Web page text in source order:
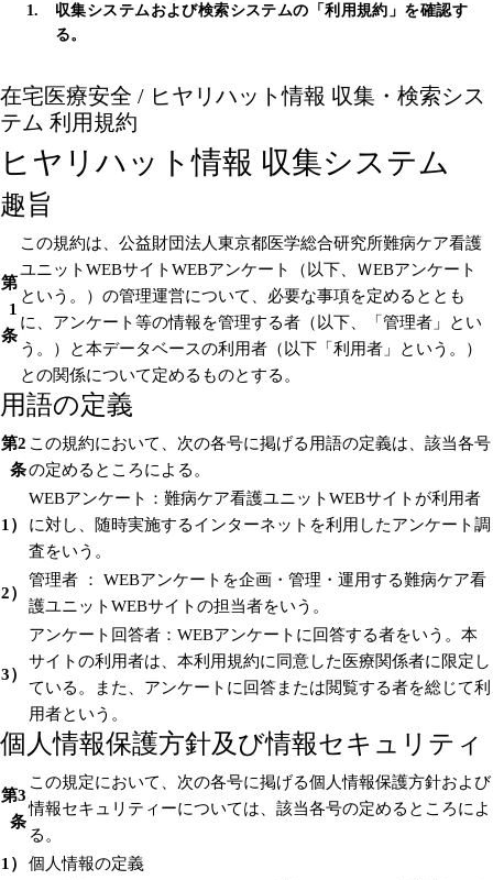
収集システムおよび検索システムの「利用規約」を確認す
る。
在宅医療安全 / ヒヤリハット情報 収集・検索シス
テム 利用規約
ヒヤリハット情報 収集システム
趣旨
第
1
条
この規約は、公益財団法人東京都医学総合研究所難病ケア看護
ユニットWEBサイトWEBアンケート（以下、ＷEBアンケート
という。）の管理運営について、必要な事項を定めるととも
に、アンケート等の情報を管理する者（以下、「管理者」とい
う。）と本データベースの利用者（以下「利用者」という。）
との関係について定めるものとする。
用語の定義
第2
条
この規約において、次の各号に掲げる用語の定義は、該当各号
の定めるところによる。
1）
WEBアンケート：難病ケア看護ユニットWEBサイトが利用者
に対し、随時実施するインターネットを利用したアンケート調
査をいう。
2）
管理者 ： WEBアンケートを企画・管理・運用する難病ケア看
護ユニットWEBサイトの担当者をいう。
3）
アンケート回答者：WEBアンケートに回答する者をいう。本
サイトの利用者は、本利用規約に同意した医療関係者に限定し
ている。また、アンケートに回答または閲覧する者を総じて利
用者という。
個人情報保護方針及び情報セキュリティ
第3
条
この規定において、次の各号に掲げる個人情報保護方針および
情報セキュリティーについては、該当各号の定めるところによ
る。
1）
個人情報の定義